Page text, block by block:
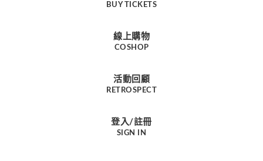
BUY TICKETS
線上購物
COSHOP
活動回顧
RETROSPECT
登入/註冊
SIGN IN